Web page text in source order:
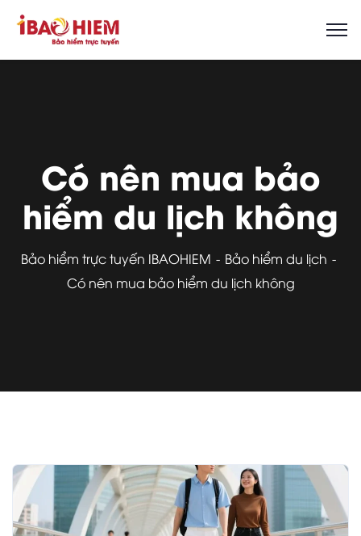
Có nên mua bảo
hiểm du lịch không
Bảo hiểm trực tuyến IBAOHIEM
Bảo hiểm du lịch
Có nên mua bảo hiểm du lịch không